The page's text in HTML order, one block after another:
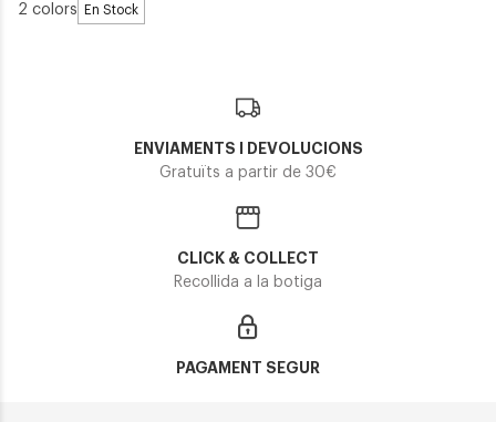
2 colors En Stock
ENVIAMENTS I DEVOLUCIONS
Gratuïts a partir de 30€
CLICK & COLLECT
Recollida a la botiga
PAGAMENT SEGUR